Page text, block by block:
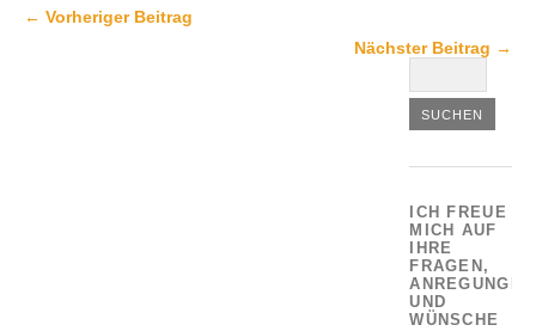
← Vorheriger Beitrag
Nächster Beitrag →
ICH FREUE
MICH AUF
IHRE
FRAGEN,
ANREGUNGEN
UND
WÜNSCHE